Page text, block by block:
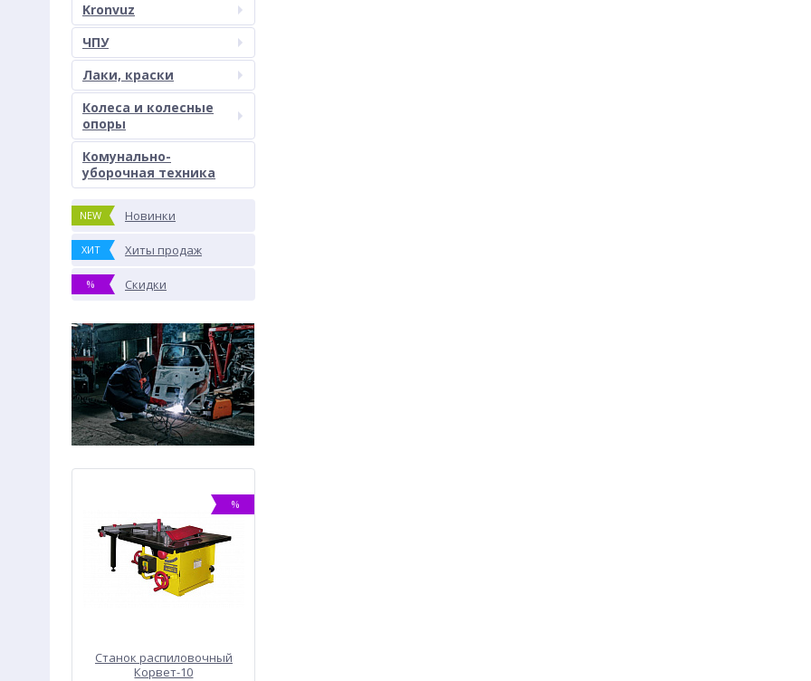
Kronvuz
ЧПУ
Лаки, краски
Колеса и колесные
опоры
Комунально-
уборочная техника
NEW Новинки
ХИТ Хиты продаж
% Скидки
%
Станок распиловочный
Корвет-10